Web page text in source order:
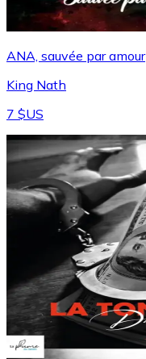
ANA, sauvée par amour
King Nath
7 $US